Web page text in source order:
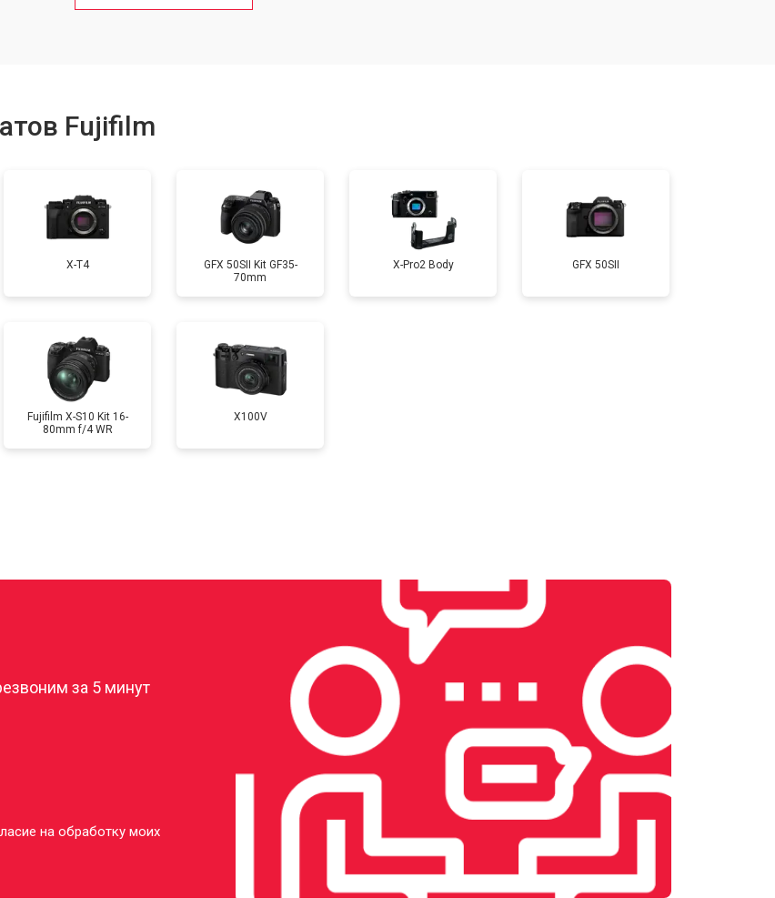
от 70 мин от 4300 ₽ Заказать
от 100 мин
от 60 мин
Fujifilm
X-T4
GFX 50SII Kit GF35-
70mm
X-Pro2 Body GFX 50SII
Fujifilm X-S10 Kit 16-
80mm f/4 WR
X100V
за 5 минут
на обработку моих